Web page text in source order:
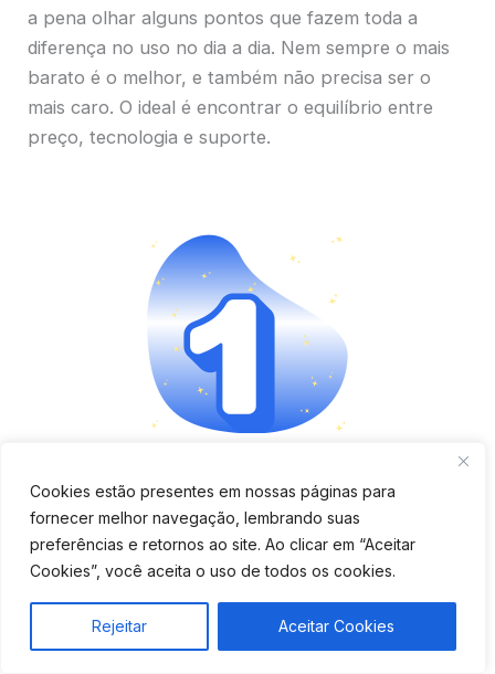
Cookies estão presentes em nossas páginas para
fornecer melhor navegação, lembrando suas
preferências e retornos ao site. Ao clicar em “Aceitar
Cookies”, você aceita o uso de todos os cookies.
Rejeitar Aceitar Cookies
a pena olhar alguns pontos que fazem toda a
diferença no uso no dia a dia. Nem sempre o mais
barato é o melhor, e também não precisa ser o
mais caro. O ideal é encontrar o equilíbrio entre
preço, tecnologia e suporte.
Aplicativo completo e fácil
de usar
Verifique se o app é moderno, tem boa avaliação e
virtuais e histórico de rotas.